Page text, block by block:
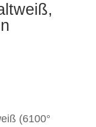
(6100°